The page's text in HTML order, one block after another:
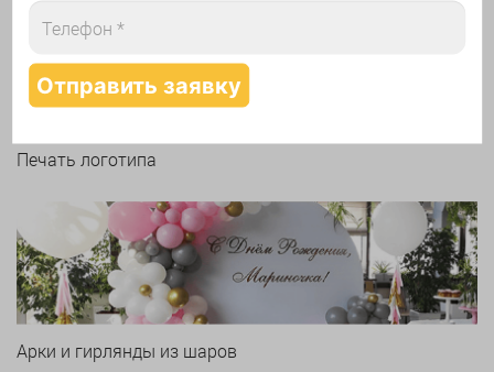
Печать логотипа
Арки и гирлянды из шаров